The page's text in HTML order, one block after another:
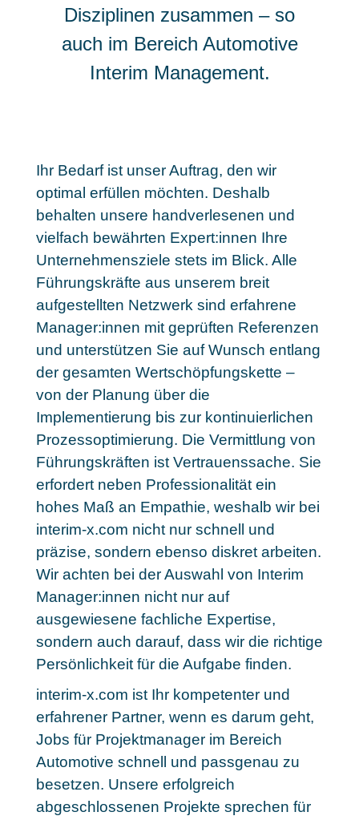
Disziplinen zusammen – so
auch im Bereich Automotive
Interim Management.
Ihr Bedarf ist unser Auftrag, den wir
optimal erfüllen möchten. Deshalb
behalten unsere handverlesenen und
vielfach bewährten Expert:innen Ihre
Unternehmensziele stets im Blick. Alle
Führungskräfte aus unserem breit
aufgestellten Netzwerk sind erfahrene
Manager:innen mit geprüften Referenzen
und unterstützen Sie auf Wunsch entlang
der gesamten Wertschöpfungskette –
von der Planung über die
Implementierung bis zur kontinuierlichen
Prozessoptimierung. Die Vermittlung von
Führungskräften ist Vertrauenssache. Sie
erfordert neben Professionalität ein
hohes Maß an Empathie, weshalb wir bei
interim-x.com nicht nur schnell und
präzise, sondern ebenso diskret arbeiten.
Wir achten bei der Auswahl von Interim
Manager:innen nicht nur auf
ausgewiesene fachliche Expertise,
sondern auch darauf, dass wir die richtige
Persönlichkeit für die Aufgabe finden.
interim-x.com ist Ihr kompetenter und
erfahrener Partner, wenn es darum geht,
Jobs für Projektmanager im Bereich
Automotive schnell und passgenau zu
besetzen. Unsere erfolgreich
abgeschlossenen Projekte sprechen für